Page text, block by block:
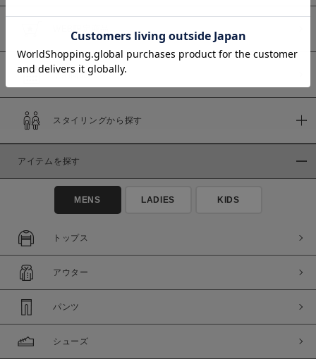
商品タイプ
通常商品
セール価格
在庫
在庫あり
予約商品
スタイリングから探す
アイテムを探す
MENS LADIES KIDS
トップス
アウター
パンツ
シューズ